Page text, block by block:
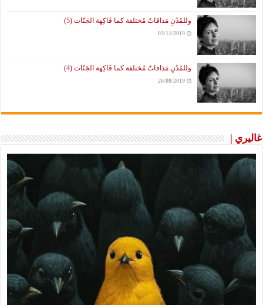
وللمُدُنِ مَذاقاتٌ مُختلفة كما فَاكِهة الجَنّات (5)
03/11/2019
وللمُدُنِ مَذاقاتٌ مُختلفة كما فَاكِهة الجَنّات (4)
26/08/2019
غاليري |